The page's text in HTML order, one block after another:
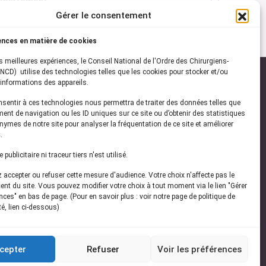
Gérer le consentement
en matière de cookies
meilleures expériences, le Conseil National de l'Ordre des Chirurgiens-
utilise des technologies telles que les cookies pour stocker et/ou
des appareils.
à ces technologies nous permettra de traiter des données telles que
de navigation ou les ID uniques sur ce site ou d’obtenir des statistiques
de notre site pour analyser la fréquentation de ce site et améliorer
publicitaire ni traceur tiers n'est utilisé.
accepter ou refuser cette mesure d'audience. Votre choix n'affecte pas le
du site. Vous pouvez modifier votre choix à tout moment via le lien "Gérer
en bas de page. (Pour en savoir plus : voir notre page de politique de
lien ci-dessous)
Refuser Voir les préférences
vous à notrenewsletter
les dernières actualités de l'ONCD